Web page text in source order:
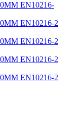
EN10216-
EN10216-2
EN10216-2
EN10216-2
EN10216-2